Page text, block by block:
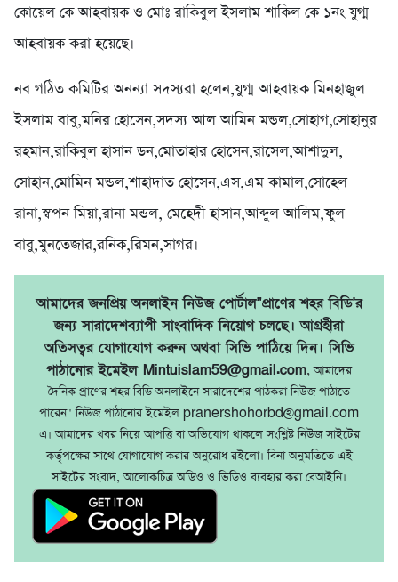
কোয়েল কে আহবায়ক ও মোঃ রাকিবুল ইসলাম শাকিল কে ১নং যুগ্ম
আহবায়ক করা হয়েছে।
নব গঠিত কমিটির অনন্যা সদস্যরা হলেন,যুগ্ম আহবায়ক মিনহাজুল
ইসলাম বাবু,মনির হোসেন,সদস্য আল আমিন মন্ডল,সোহাগ,সোহানুর
রহমান,রাকিবুল হাসান ডন,মোতাহার হোসেন,রাসেল,আশাদুল,
সোহান,মোমিন মন্ডল,শাহাদাত হোসেন,এস,এম কামাল,সোহেল
রানা,স্বপন মিয়া,রানা মন্ডল, মেহেদী হাসান,আব্দুল আলিম,ফুল
বাবু,মুনতেজার,রনিক,রিমন,সাগর।
আমাদের জনপ্রিয় অনলাইন নিউজ পোর্টাল"প্রাণের শহর বিডি'র
জন্য সারাদেশব্যাপী সাংবাদিক নিয়োগ চলছে। আগ্রহীরা
অতিসত্বর যোগাযোগ করুন অথবা সিভি পাঠিয়ে দিন। সিভি
পাঠানোর ইমেইল Mintuislam59@gmail.com, আমাদের
দৈনিক প্রাণের শহর বিডি অনলাইনে সারাদেশের পাঠকরা নিউজ পাঠাতে
পারেন" নিউজ পাঠানোর ইমেইল pranershohorbd@gmail.com
এ। আমাদের খবর নিয়ে আপত্তি বা অভিযোগ থাকলে সংশ্লিষ্ট নিউজ সাইটের
কর্তৃপক্ষের সাথে যোগাযোগ করার অনুরোধ রইলো। বিনা অনুমতিতে এই
সাইটের সংবাদ, আলোকচিত্র অডিও ও ভিডিও ব্যবহার করা বেআইনি।